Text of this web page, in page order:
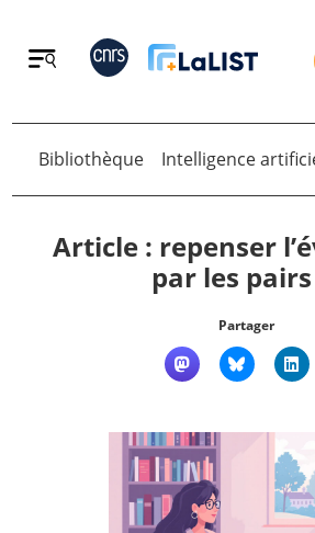
Retour
Qui sommes nous ?
Retour
Bibliothèque Intelligence
Article : repenser
par les pairs
Partager